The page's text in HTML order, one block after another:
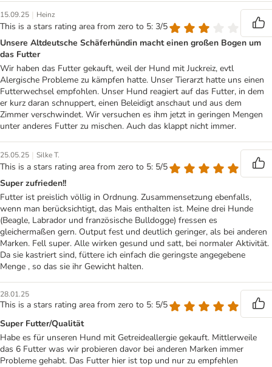
15.09.25 | Heinz
This is a stars rating area from zero to 5: 3/5
Unsere Altdeutsche Schäferhündin macht einen großen Bogen um
das Futter
Wir haben das Futter gekauft, weil der Hund mit Juckreiz, evtl
Alergische Probleme zu kämpfen hatte. Unser Tierarzt hatte uns einen
Futterwechsel empfohlen. Unser Hund reagiert auf das Futter, in dem
er kurz daran schnuppert, einen Beleidigt anschaut und aus dem
Zimmer verschwindet. Wir versuchen es ihm jetzt in geringen Mengen
unter anderes Futter zu mischen. Auch das klappt nicht immer.
25.05.25 | Silke T.
This is a stars rating area from zero to 5: 5/5
Super zufrieden!!
Futter ist preislich völlig in Ordnung. Zusammensetzung ebenfalls,
wenn man berücksichtigt, das Mais enthalten ist. Meine drei Hunde
(Beagle, Labrador und französische Bulldogge) fressen es
gleichermaßen gern. Output fest und deutlich geringer, als bei anderen
Marken. Fell super. Alle wirken gesund und satt, bei normaler Aktivität.
Da sie kastriert sind, füttere ich einfach die geringste angegebene
Menge , so das sie ihr Gewicht halten.
28.01.25
This is a stars rating area from zero to 5: 5/5
Super Futter/Qualität
Habe es für unseren Hund mit Getreideallergie gekauft. Mittlerweile
das 6 Futter was wir probieren davor bei anderen Marken immer
Probleme gehabt. Das Futter hier ist top und nur zu empfehlen